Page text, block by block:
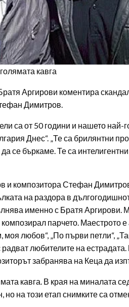
кавга
Аргирови коментира
Димитров.
са от 50 години и нашето най-
Днес“. „Те са брилянтни
се бъркаме. Те са
и композитора Стефан
на раздора в
именно с Братя
парчето. Маестрото
любов“, „По първи петли“,
радват любителите на
забранява на Кеца да
кавга. В края на миналата
на този етап снимките са